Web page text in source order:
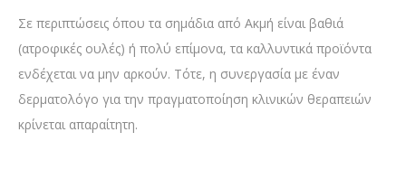
Σε περιπτώσεις όπου τα σημάδια από Ακμή είναι βαθιά
(ατροφικές ουλές) ή πολύ επίμονα, τα καλλυντικά προϊόντα
ενδέχεται να μην αρκούν. Τότε, η συνεργασία με έναν
δερματολόγο για την πραγματοποίηση κλινικών θεραπειών
κρίνεται απαραίτητη.